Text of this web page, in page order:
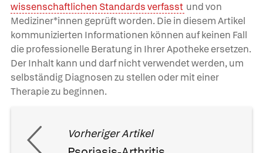
wissenschaftlichen Standards verfasst und von
Mediziner*innen geprüft worden. Die in diesem Artikel
kommunizierten Informationen können auf keinen Fall
die professionelle Beratung in Ihrer Apotheke ersetzen.
Der Inhalt kann und darf nicht verwendet werden, um
selbständig Diagnosen zu stellen oder mit einer
Therapie zu beginnen.
Vorheriger Artikel